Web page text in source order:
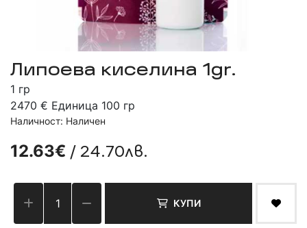
Липоева киселина 1gr.
1 гр
2470 € Единица 100 гр
Наличност: Наличен
12.63€ / 24.70лв.
КУПИ